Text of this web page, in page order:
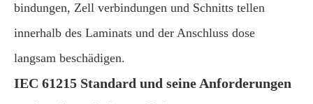
bindungen, Zell verbindungen und Schnitts tellen
innerhalb des Laminats und der Anschluss dose
langsam beschädigen.
IEC 61215 Standard und seine Anforderungen